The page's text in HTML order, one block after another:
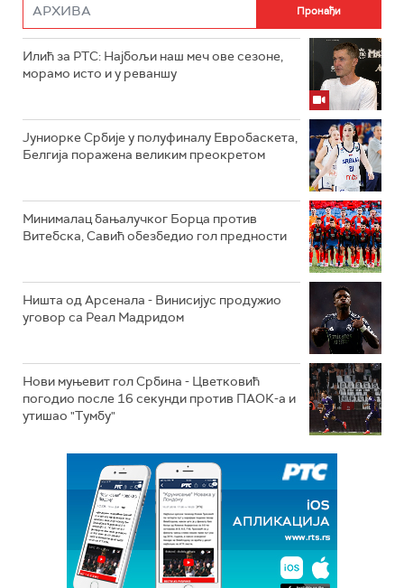
Илић за РТС: Најбољи наш меч ове сезоне,
морамо исто и у реваншу
Јуниорке Србије у полуфиналу Евробаскета,
Белгија поражена великим преокретом
Минималац бањалучког Борца против
Витебска, Савић обезбедио гол предности
Ништа од Арсенала - Винисијус продужио
уговор са Реал Мадридом
Нови муњевит гол Србина - Цветковић
погодио после 16 секунди против ПАОК-а и
утишао "Тумбу"